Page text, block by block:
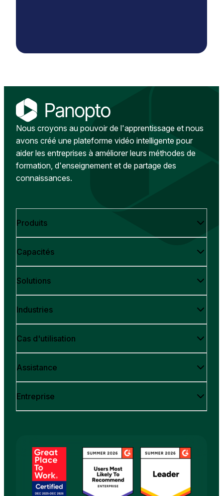
Nous croyons au pouvoir de l'apprentissage et nous
avons créé une plateforme vidéo intelligente pour
aider les entreprises à améliorer leurs méthodes de
formation, d'enseignement et de partage des
connaissances.
Produits
Capacités
Solutions
Industries
Cas d'utilisation
Assistance
Entreprise